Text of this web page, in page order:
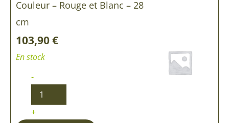
Couleur – Rouge et Blanc – 28
cm
103,90€
En stock
-
+